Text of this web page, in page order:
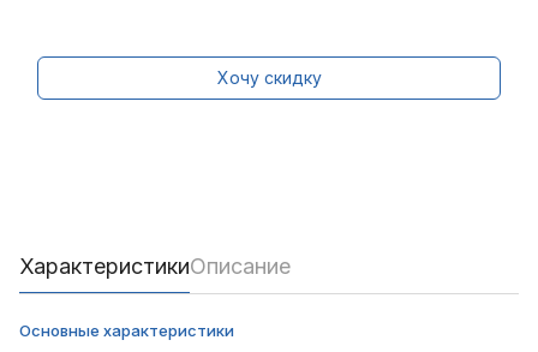
Хочу скидку
ХарактеристикиОписание
Основные характеристики